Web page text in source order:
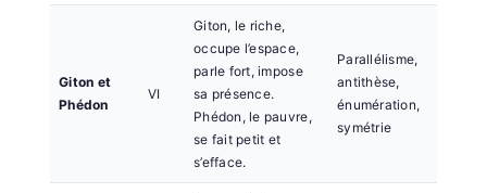
Giton et
Phédon
VI
Giton, le riche,
occupe l’espace,
parle fort, impose
sa présence.
Phédon, le pauvre,
se fait petit et
s’efface.
Parallélisme,
antithèse,
énumération,
symétrie